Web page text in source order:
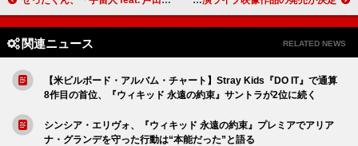
関連ニュース RELATED NEWS
【米ビルボード・アルバム・チャート】Stray Kids『DO IT』で通算
8作目の首位、『ウィキッド 永遠の約束』サントラが2位に続く
シンシア・エリヴォ、『ウィキッド 永遠の約束』プレミアでアリア
ナ・グランデを守った行動は“本能だった”と語る